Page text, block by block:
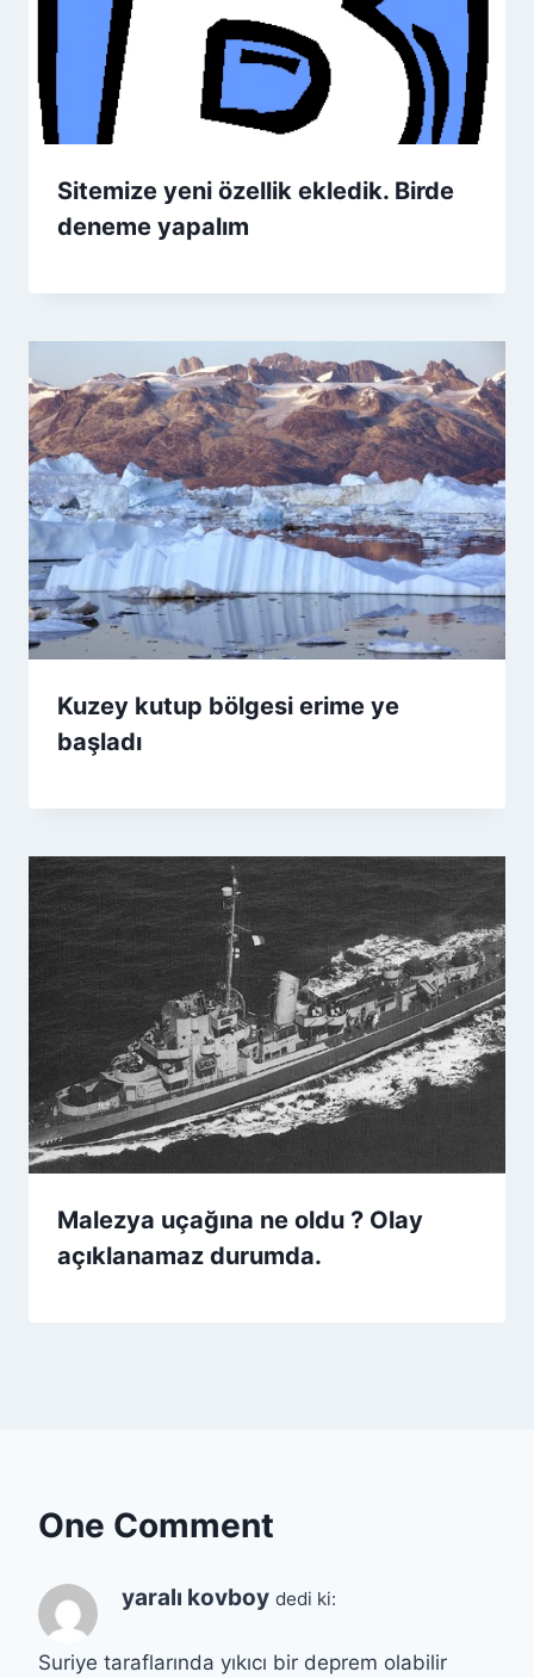
Sitemize yeni özellik ekledik. Birde
deneme yapalım
Kuzey kutup bölgesi erime ye
başladı
Malezya uçağına ne oldu ? Olay
açıklanamaz durumda.
One Comment
yaralı kovboy dedi ki:
Suriye taraflarında yıkıcı bir deprem olabilir